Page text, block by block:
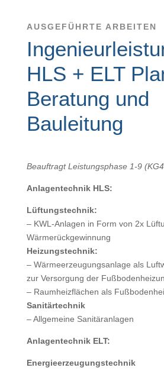
AUSGEFÜHRTE ARBEITEN
HLS + ELT
Beratung und
Bauleitung
Beauftragt Leistungsphase 1-9
Anlagentechnik HLS:
Lüftungstechnik:
– KWL-Anlagen in Form von 2x
Wärmerückgewinnung
Heizungstechnik:
– Wärmeerzeugungsanlage als
zur Versorgung der
– Raumheizflächen als
Sanitärtechnik
– Allgemeine Sanitäranlagen
Anlagentechnik ELT:
Energieerzeugungstechnik